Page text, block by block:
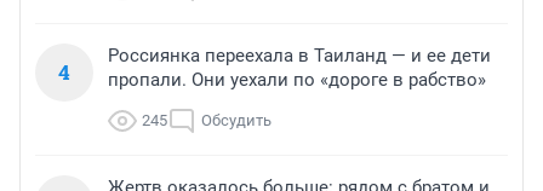
4
Россиянка переехала в Таиланд — и ее дети
пропали. Они уехали по «дороге в рабство»
245 Обсудить